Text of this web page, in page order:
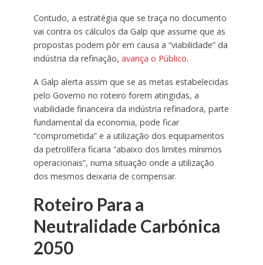
Contudo, a estratégia que se traça no documento
vai contra os cálculos da Galp que assume que as
propostas podem pôr em causa a “viabilidade” da
indústria da refinação, avança o Público.
A Galp alerta assim que se as metas estabelecidas
pelo Governo no roteiro forem atingidas, a
viabilidade financeira da indústria refinadora, parte
fundamental da economia, pode ficar
“comprometida” e a utilização dos equipamentos
da petrolífera ficaria “abaixo dos limites mínimos
operacionais”, numa situação onde a utilização
dos mesmos deixaria de compensar.
Roteiro Para a
Neutralidade Carbónica
2050